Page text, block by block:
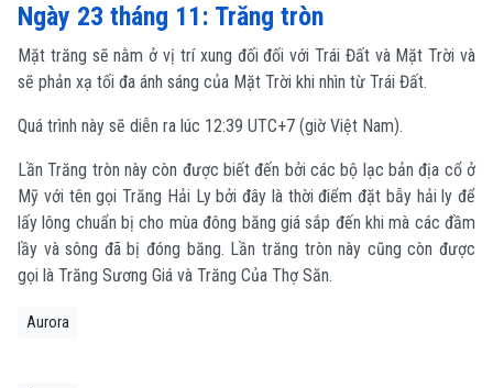
Ngày 23 tháng 11: Trăng tròn
Mặt trăng sẽ nằm ở vị trí xung đối đối với Trái Đất và Mặt Trời và
sẽ phản xạ tối đa ánh sáng của Mặt Trời khi nhìn từ Trái Đất.
Quá trình này sẽ diễn ra lúc 12:39 UTC+7 (giờ Việt Nam).
Lần Trăng tròn này còn được biết đến bởi các bộ lạc bản địa cổ ở
Mỹ với tên gọi Trăng Hải Ly bởi đây là thời điểm đặt bẫy hải ly để
lấy lông chuẩn bị cho mùa đông băng giá sắp đến khi mà các đầm
lầy và sông đã bị đóng băng. Lần trăng tròn này cũng còn được
gọi là Trăng Sương Giá và Trăng Của Thợ Săn.
Aurora